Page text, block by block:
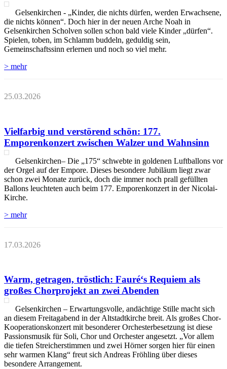
Gelsenkirchen - „Kinder, die nichts dürfen, werden Erwachsene,
die nichts können“. Doch hier in der neuen Arche Noah in
Gelsenkirchen Scholven sollen schon bald viele Kinder „dürfen“.
Spielen, toben, im Schlamm buddeln, geduldig sein,
Gemeinschaftssinn erlernen und noch so viel mehr.
> mehr
25.03.2026
Vielfarbig und verstörend schön: 177.
Emporenkonzert zwischen Walzer und Wahnsinn
Gelsenkirchen– Die „175“ schwebte in goldenen Luftballons vor
der Orgel auf der Empore. Dieses besondere Jubiläum liegt zwar
schon zwei Monate zurück, doch die immer noch prall gefüllten
Ballons leuchteten auch beim 177. Emporenkonzert in der Nicolai-
Kirche.
> mehr
17.03.2026
Warm, getragen, tröstlich: Fauré‘s Requiem als
großes Chorprojekt an zwei Abenden
Gelsenkirchen – Erwartungsvolle, andächtige Stille macht sich
an diesem Freitagabend in der Altstadtkirche breit. Als großes Chor-
Kooperationskonzert mit besonderer Orchesterbesetzung ist diese
Passionsmusik für Soli, Chor und Orchester angesetzt. „Vor allem
die tiefen Streicherstimmen und zwei Hörner sorgen hier für einen
sehr warmen Klang“ freut sich Andreas Fröhling über dieses
besondere Arrangement.